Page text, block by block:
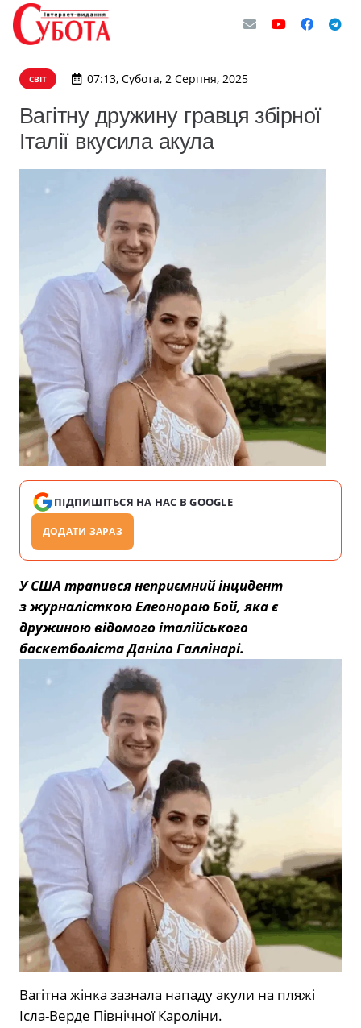
СВІТ 07:13, Субота, 2 Серпня, 2025
Вагітну дружину гравця збірної
Італії вкусила акула
ПІДПИШІТЬСЯ НА НАС В GOOGLE
ДОДАТИ ЗАРАЗ
У США трапився неприємний інцидент
з журналісткою Елеонорою Бой, яка є
дружиною відомого італійського
баскетболіста Даніло Галлінарі.
Вагітна жінка зазнала нападу акули на пляжі
Ісла-Верде Північної Кароліни.